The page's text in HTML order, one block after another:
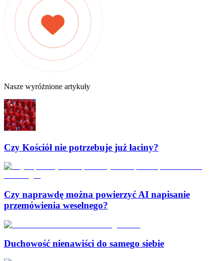
Nasze wyróżnione artykuły
Czy Kościół nie potrzebuje już łaciny?
Czy naprawdę można powierzyć AI napisanie
przemówienia weselnego?
Duchowość nienawiści do samego siebie